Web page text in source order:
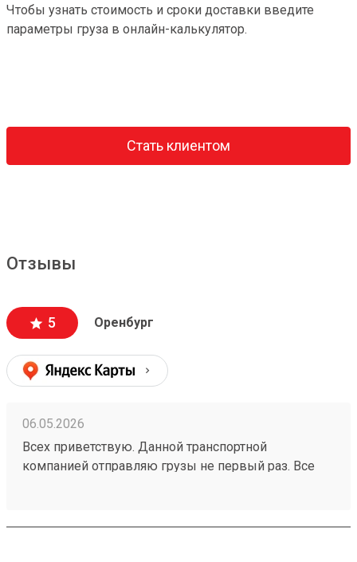
Чтобы узнать стоимость и сроки доставки введите
параметры груза в онлайн-калькулятор.
Стать клиентом
Отзывы
5 Оренбург
06.05.2026
Всех приветствую. Данной транспортной
компанией отправляю грузы не первый раз. Все
груза и время работы. Рекомендую Заказ